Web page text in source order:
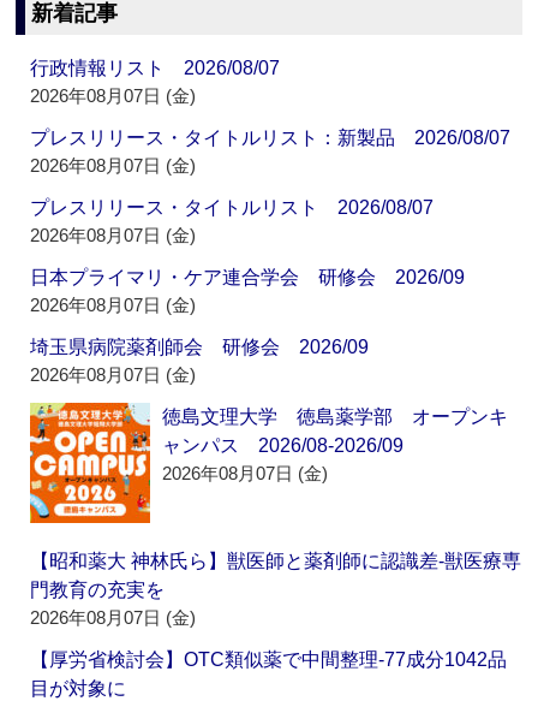
新着記事
行政情報リスト 2026/08/07
2026年08月07日 (金)
プレスリリース・タイトルリスト：新製品 2026/08/07
2026年08月07日 (金)
プレスリリース・タイトルリスト 2026/08/07
2026年08月07日 (金)
日本プライマリ・ケア連合学会 研修会 2026/09
2026年08月07日 (金)
埼玉県病院薬剤師会 研修会 2026/09
2026年08月07日 (金)
徳島文理大学 徳島薬学部 オープンキ
ャンパス 2026/08-2026/09
2026年08月07日 (金)
【昭和薬大 神林氏ら】獣医師と薬剤師に認識差‐獣医療専
門教育の充実を
2026年08月07日 (金)
【厚労省検討会】OTC類似薬で中間整理‐77成分1042品
目が対象に